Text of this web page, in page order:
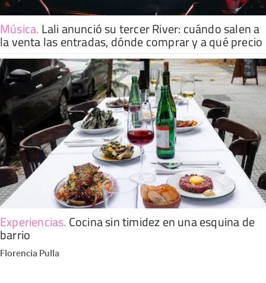
Música. Lali anunció su tercer River: cuándo salen a
la venta las entradas, dónde comprar y a qué precio
Experiencias. Cocina sin timidez en una esquina de
barrio
Florencia Pulla